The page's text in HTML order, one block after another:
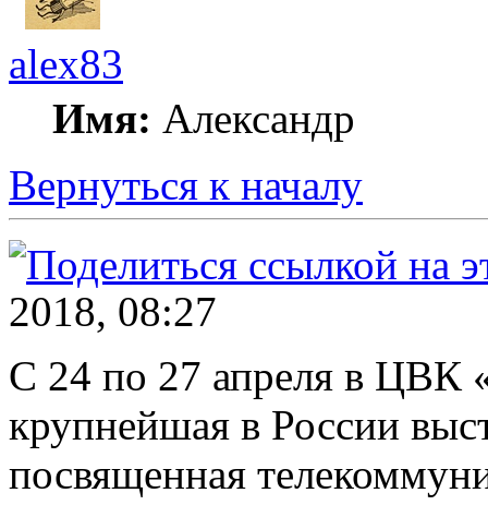
alex83
Имя: Александр
Вернуться к началу
2018, 08:27
С 24 по 27 апреля в ЦВК
крупнейшая в России
посвященная